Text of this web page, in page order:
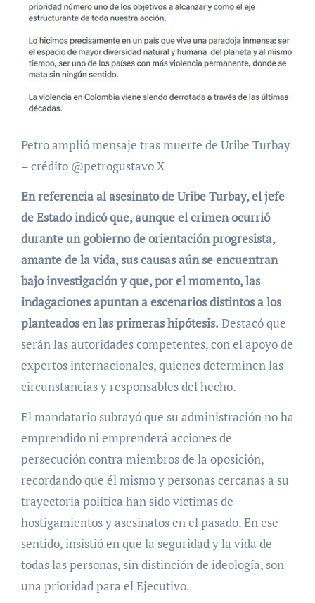
Petro amplió mensaje tras muerte de Uribe Turbay
– crédito @petrogustavo X
En referencia al asesinato de Uribe Turbay, el jefe
de Estado indicó que, aunque el crimen ocurrió
durante un gobierno de orientación progresista,
amante de la vida, sus causas aún se encuentran
bajo investigación y que, por el momento, las
indagaciones apuntan a escenarios distintos a los
planteados en las primeras hipótesis. Destacó que
serán las autoridades competentes, con el apoyo de
expertos internacionales, quienes determinen las
circunstancias y responsables del hecho.
El mandatario subrayó que su administración no ha
emprendido ni emprenderá acciones de
persecución contra miembros de la oposición,
recordando que él mismo y personas cercanas a su
trayectoria política han sido víctimas de
hostigamientos y asesinatos en el pasado. En ese
sentido, insistió en que la seguridad y la vida de
todas las personas, sin distinción de ideología, son
una prioridad para el Ejecutivo.